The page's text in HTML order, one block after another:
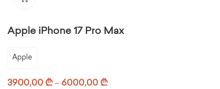
Apple iPhone 17 Pro Max
Apple
3900,00 ₾ – 6000,00 ₾